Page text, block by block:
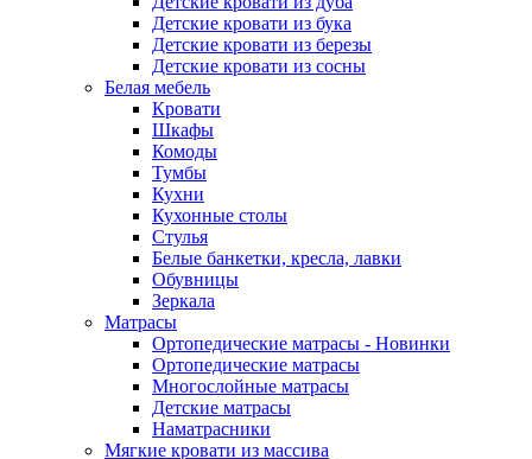
Детские кровати из бука
Детские кровати из березы
Детские кровати из сосны
Белая мебель
Кровати
Шкафы
Комоды
Тумбы
Кухни
Кухонные столы
Стулья
Белые банкетки, кресла, лавки
Обувницы
Зеркала
Матрасы
Ортопедические матрасы - Новинки
Ортопедические матрасы
Многослойные матрасы
Детские матрасы
Наматрасники
Мягкие кровати из массива